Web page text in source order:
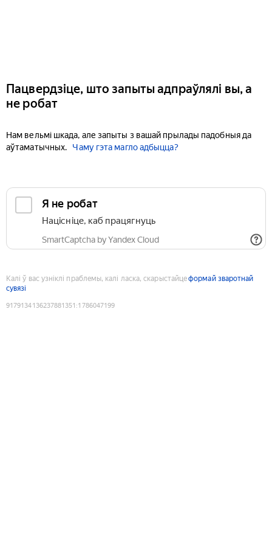
Пацвердзіце, што запыты адпраўлялі вы, а
не робат
Нам вельмі шкада, але запыты з вашай прылады падобныя да
аўтаматычных.
Чаму гэта магло адбыцца?
Я не робат
Націсніце, каб працягнуць
SmartCaptcha by Yandex Cloud
Калі ў вас узніклі праблемы, калі ласка, скарыстайцеформай зваротнай
сувязі
9179134136237881351 :1786047199